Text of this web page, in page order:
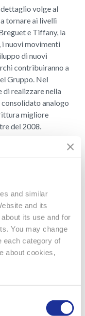
and similar
and its
its use and for
You may change
each category of
about cookies,
volge al
tornare ai livelli
e Tiffany, la
i nuovi movimenti
di nuovi
contribuiranno a
Gruppo. Nel
di realizzare nella
analogo
migliore
del 2008.
la strategia di
livelli
rimanere
vendite sino a
patrimoniale e
gode di un ottimo
che si